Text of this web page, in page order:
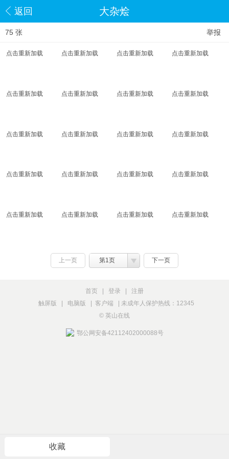
返回 大杂烩
举报
75 张
点击重新加载 点击重新加载 点击重新加载 点击重新加载
点击重新加载 点击重新加载 点击重新加载 点击重新加载
点击重新加载 点击重新加载 点击重新加载 点击重新加载
点击重新加载 点击重新加载 点击重新加载 点击重新加载
点击重新加载 点击重新加载 点击重新加载 点击重新加载
上一页 第1页 下一页
收藏
首页 登录
注册
触屏版
电脑版 客户端
未成年人保护热线：12345
© 英山在线
鄂公网安备42112402000088号